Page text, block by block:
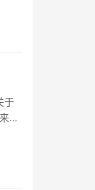
于
华